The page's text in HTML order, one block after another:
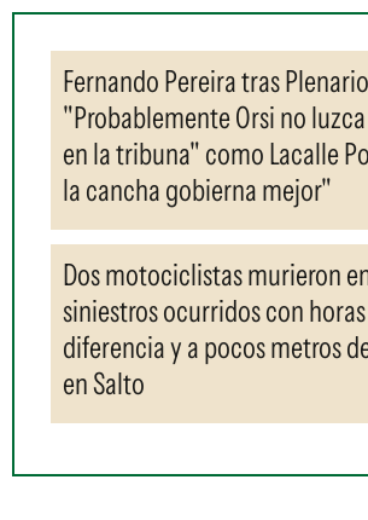
Fernando Pereira tras
"Probablemente Orsi no
en la tribuna" como Lacalle
la cancha gobierna mejor"
Dos motociclistas murieron
siniestros ocurridos con
diferencia y a pocos metros
en Salto